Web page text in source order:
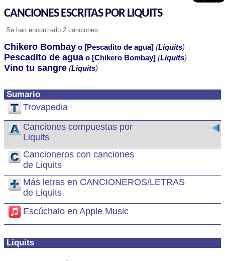
CANCIONES ESCRITAS POR LIQUITS
Se han encontrado 2 canciones.
Sumario
Trovapedia
Canciones compuestas por
Liquits
Cancioneros con canciones
de Liquits
Más letras en CANCIONEROS/LETRAS
de Liquits
Escúchalo en Apple Music
Liquits
Chikero Bombay o [Pescadito de agua] (Liquits)
Pescadito de agua o [Chikero Bombay] (Liquits)
Vino tu sangre (Liquits)